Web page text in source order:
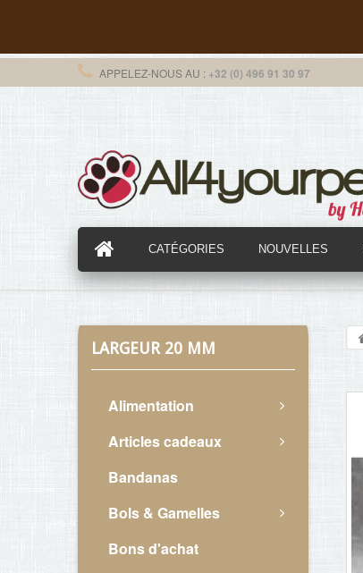
APPELEZ-NOUS AU : +32 (0) 496 91 30 97
CATÉGORIES NOUVELLES
LARGEUR 20 MM
Alimentation
Articles cadeaux
Bandanas
Bols & Gamelles
Bons d'achat